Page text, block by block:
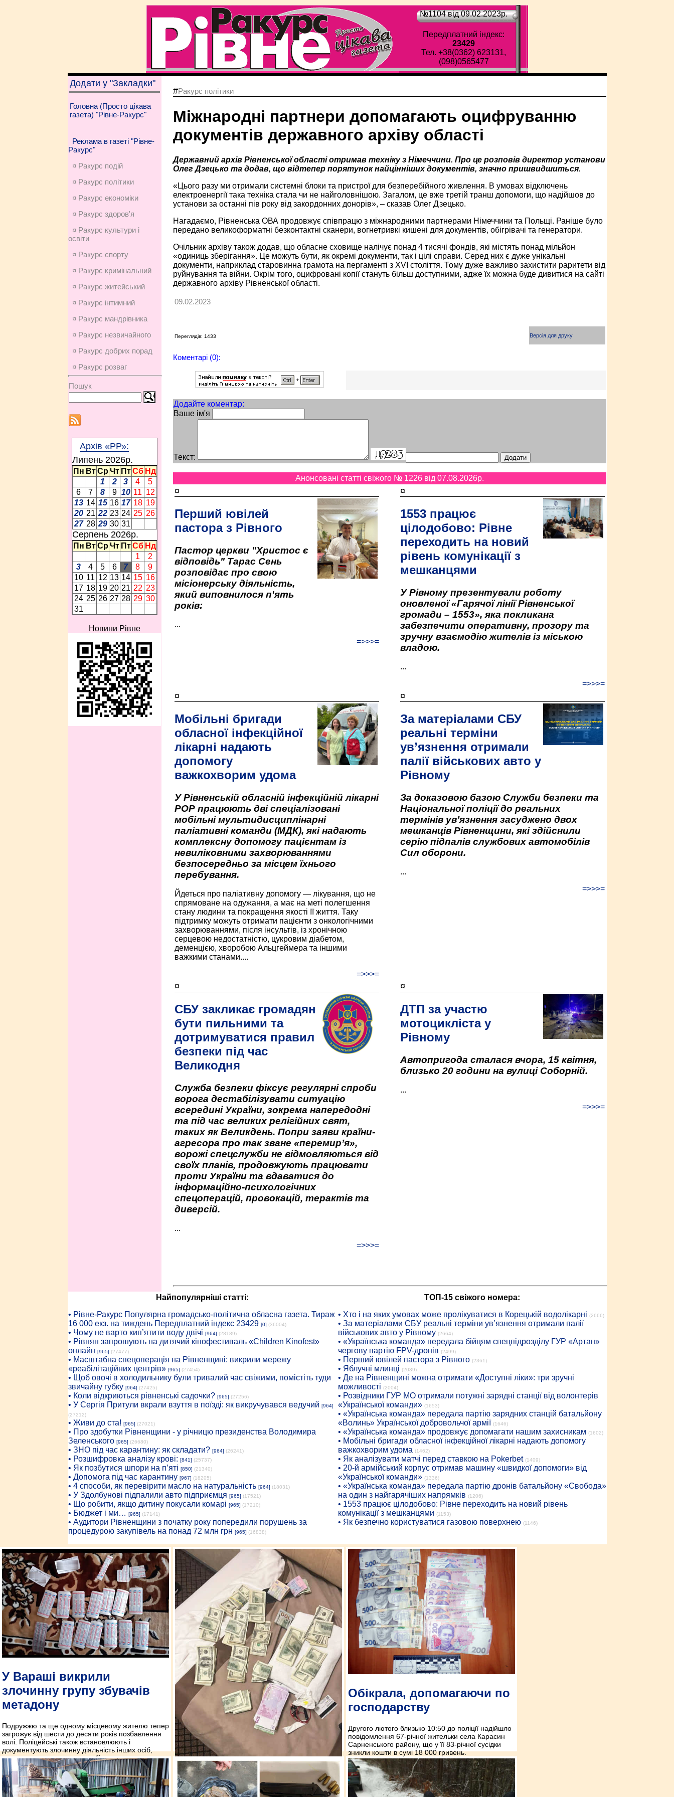
№1104 від 09.02.2023p.
Передплатний індекс:
23429
Тел. +38(0362) 623131,
(098)0565477
Додати у "Закладки"
Головна (Просто цікава
газета) "Рівне-Ракурс"
Реклама в газеті "Рівне-
Ракурс"
¤ Ракурс подій
¤ Ракурс політики
¤ Ракурс економiки
¤ Ракурс здоров'я
¤ Ракурс культури і
освіти
¤ Ракурс спорту
¤ Ракурс кримінальний
¤ Ракурс житейський
¤ Ракурс інтимний
¤ Ракурс мандрівника
¤ Ракурс незвичайного
¤ Ракурс добрих порад
¤ Ракурс розваг
Пошук
Архів «РР»:
Липень 2026p.
Пн Вт Ср Чт Пт Сб Нд
1
2 3 4
5
6
7 8 9 10 11 12
13 14 15 16 17 18 19
20 21 22 23 24 25 26
27 28 29 30 31
Серпень 2026p.
Пн Вт Ср Чт Пт Сб Нд
1
2
3
4 5 6 7 8
9
10 11 12 13 14 15 16
17 18 19 20 21 22 23
24 25 26 27 28 29 30
31
Новини Рівне
#Ракурс політики
Міжнародні партнери допомагають оцифруванню
документів державного архіву області
Державний архів Рівненської області отримав техніку з Німеччини. Про це розповів директор установи
Олег Дзецько та додав, що відтепер порятунок найцінніших документів, значно пришвидшиться.
«Цього разу ми отримали системні блоки та пристрої для безперебійного живлення. В умовах відключень
електроенергії така техніка стала чи не найголовнішою. Загалом, це вже третій транш допомоги, що надійшов до
установи за останні пів року від закордонних донорів», – сказав Олег Дзецько.
Нагадаємо, Рівненська ОВА продовжує співпрацю з міжнародними партнерами Німеччини та Польщі. Раніше було
передано великоформатні безконтактні сканери, вогнетривкі кишені для документів, обігрівачі та генератори.
Очільник архіву також додав, що обласне сховище налічує понад 4 тисячі фондів, які містять понад мільйон
«одиниць зберігання». Це можуть бути, як окремі документи, так і цілі справи. Серед них є дуже унікальні
документи, наприклад старовинна грамота на пергаменті з XVI століття. Тому дуже важливо захистити раритети від
руйнування та війни. Окрім того, оцифровані копії стануть більш доступними, адже їх можна буде дивитися на сайті
державного архіву Рівненської області.
09.02.2023
Переглядів: 1433 Версія для друку
Коментарі (0):
Додайте коментар:
Ваше ім'я
Текст:
Анонсовані статті свіжого № 1226 від 07.08.2026p.
¤
Перший ювілей
пастора з Рівного
Пастор церкви "Христос є
відповідь" Тарас Сень
розповідає про свою
місіонерську діяльність,
який виповнилося п'ять
років:
...
=>>>=
¤
1553 працює
цілодобово: Рівне
переходить на новий
рівень комунікації з
мешканцями
У Рівному презентували роботу
оновленої «Гарячої лінії Рівненської
громади – 1553», яка покликана
забезпечити оперативну, прозору та
зручну взаємодію жителів із міською
владою.
...
=>>>=
¤
Мобільні бригади
обласної інфекційної
лікарні надають
допомогу
важкохворим удома
У Рівненській обласній інфекційній лікарні
РОР працюють дві спеціалізовані
мобільні мультидисциплінарні
паліативні команди (МДК), які надають
комплексну допомогу пацієнтам із
невиліковними захворюваннями
безпосередньо за місцем їхнього
перебування.
Йдеться про паліативну допомогу — лікування, що не
спрямоване на одужання, а має на меті полегшення
стану людини та покращення якості її життя. Таку
підтримку можуть отримати пацієнти з онкологічними
захворюваннями, після інсультів, із хронічною
серцевою недостатністю, цукровим діабетом,
деменцією, хворобою Альцгеймера та іншими
важкими станами....
=>>>=
¤
За матеріалами СБУ
реальні терміни
ув’язнення отримали
палії військових авто у
Рівному
За доказовою базою Служби безпеки та
Національної поліції до реальних
термінів ув’язнення засуджено двох
мешканців Рівненщини, які здійснили
серію підпалів службових автомобілів
Сил оборони.
...
=>>>=
¤
СБУ закликає громадян
бути пильними та
дотримуватися правил
безпеки під час
Великодня
Служба безпеки фіксує регулярні спроби
ворога дестабілізувати ситуацію
всередині України, зокрема напередодні
та під час великих релігійних свят,
таких як Великдень. Попри заяви країни-
агресора про так зване «перемир’я»,
ворожі спецслужби не відмовляються від
своїх планів, продовжують працювати
проти України та вдаватися до
інформаційно-психологічних
спецоперацій, провокацій, терактів та
диверсій.
...
=>>>=
¤
ДТП за участю
мотоцикліста у
Рівному
Автопригода сталася вчора, 15 квітня,
близько 20 години на вулиці Соборній.
...
=>>>=
Найпопулярніші статті:
• Рiвне-Ракурс Популярна громадсько-політична обласна газета. Тираж
16 000 екз. на тиждень Передплатний індекс 23429 [0] (36004)
• Чому не варто кип’ятити воду двічі [964] (28189)
• Рівнян запрошують на дитячий кінофестиваль «Children Kinofest»
онлайн [965] (27477)
• Масштабна спецоперація на Рівненщині: викрили мережу
«реабілітаційних центрів» [965] (27454)
• Щоб овочі в холодильнику були тривалий час свіжими, помістіть туди
звичайну губку [964] (27425)
• Коли відкриються рівненські садочки? [965] (27256)
• У Сергія Притули вкрали взуття в поїзді: як викручувався ведучий [964]
(27212)
• Живи до ста! [965] (27021)
• Про здобутки Рівненщини - у річницю президенства Володимира
Зеленського [965] (26680)
• ЗНО під час карантину: як складати? [964] (26241)
• Розшифровка аналізу крові: [841] (25737)
• Як позбутися шпори на п’яті [850] (21340)
• Допомога під час карантину [967] (18205)
• 4 способи, як перевірити масло на натуральність [964] (18031)
• У Здолбунові підпалили авто підприємця [965] (17521)
• Що робити, якщо дитину покусали комарі [965] (17210)
• Бюджет і ми… [965] (17141)
• Аудитори Рівненщини з початку року попередили порушень за
процедурою закупівель на понад 72 млн грн [965] (16838)
ТОП-15 свіжого номера:
• Хто і на яких умовах може пролікуватися в Корецькій водолікарні (2666)
• За матеріалами СБУ реальні терміни ув’язнення отримали палії
військових авто у Рівному (2664)
• «Українська команда» передала бійцям спецпідрозділу ГУР «Артан»
чергову партію FPV-дронів (2499)
• Перший ювілей пастора з Рівного (2361)
• Яблучні млинці (2039)
• Де на Рівненщині можна отримати «Доступні ліки»: три зручні
можливості (2004)
• Розвідники ГУР МО отримали потужні зарядні станції від волонтерів
«Української команди» (1653)
• «Українська команда» передала партію зарядних станцій батальйону
«Волинь» Української добровольчої армії (1646)
• «Українська команда» продовжує допомагати нашим захисникам (1602)
• Мобільні бригади обласної інфекційної лікарні надають допомогу
важкохворим удома (1462)
• Як аналізувати матчі перед ставкою на Pokerbet (1409)
• 20-й армійський корпус отримав машину «швидкої допомоги» від
«Української команди» (1336)
• «Українська команда» передала партію дронів батальйону «Свобода»
на один з найгарячіших напрямків (1206)
• 1553 працює цілодобово: Рівне переходить на новий рівень
комунікації з мешканцями (1153)
• Як безпечно користуватися газовою поверхнею (1146)
У Вараші викрили
злочинну групу збувачів
метадону
Подружжю та ще одному місцевому жителю тепер
загрожує від шести до десяти років позбавлення
волі. Поліцейські також встановлюють і
документують злочинну діяльність інших осіб,
причетних до незаконного обігу наркотичних
засобів.
Понад три мільйони
Обікрала, допомагаючи по
господарству
Другого лютого близько 10:50 до поліції надійшло
повідомлення 67-річної жительки села Карасин
Сарненського району, що у її 83-річної сусідки
зникли кошти в сумі 18 000 гривень.